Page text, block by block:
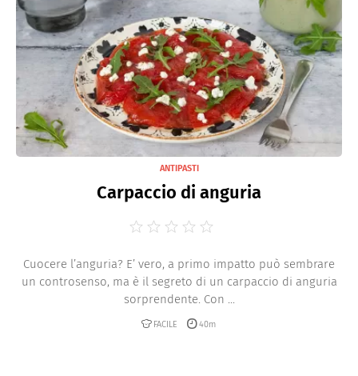
ANTIPASTI
Carpaccio di anguria
Cuocere l’anguria? E’ vero, a primo impatto può sembrare
un controsenso, ma è il segreto di un carpaccio di anguria
sorprendente. Con ...
FACILE 40m